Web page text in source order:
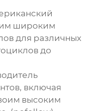
широким
для различных
до
включая
высоким